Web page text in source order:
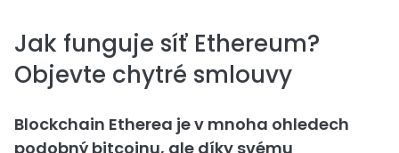
Jak funguje síť Ethereum?
Objevte chytré smlouvy
Blockchain Etherea je v mnoha ohledech
podobný bitcoinu, ale díky svému